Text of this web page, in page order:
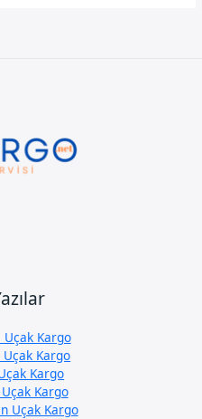
Uçak Kargo
Uçak Kargo
Kargo
Kargo
Uçak Kargo